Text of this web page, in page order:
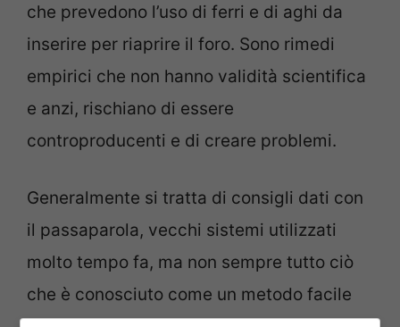
che prevedono l’uso di ferri e di aghi da
inserire per riaprire il foro. Sono rimedi
empirici che non hanno validità scientifica
e anzi, rischiano di essere
controproducenti e di creare problemi.
Generalmente si tratta di consigli dati con
il passaparola, vecchi sistemi utilizzati
molto tempo fa, ma non sempre tutto ciò
che è conosciuto come un metodo facile